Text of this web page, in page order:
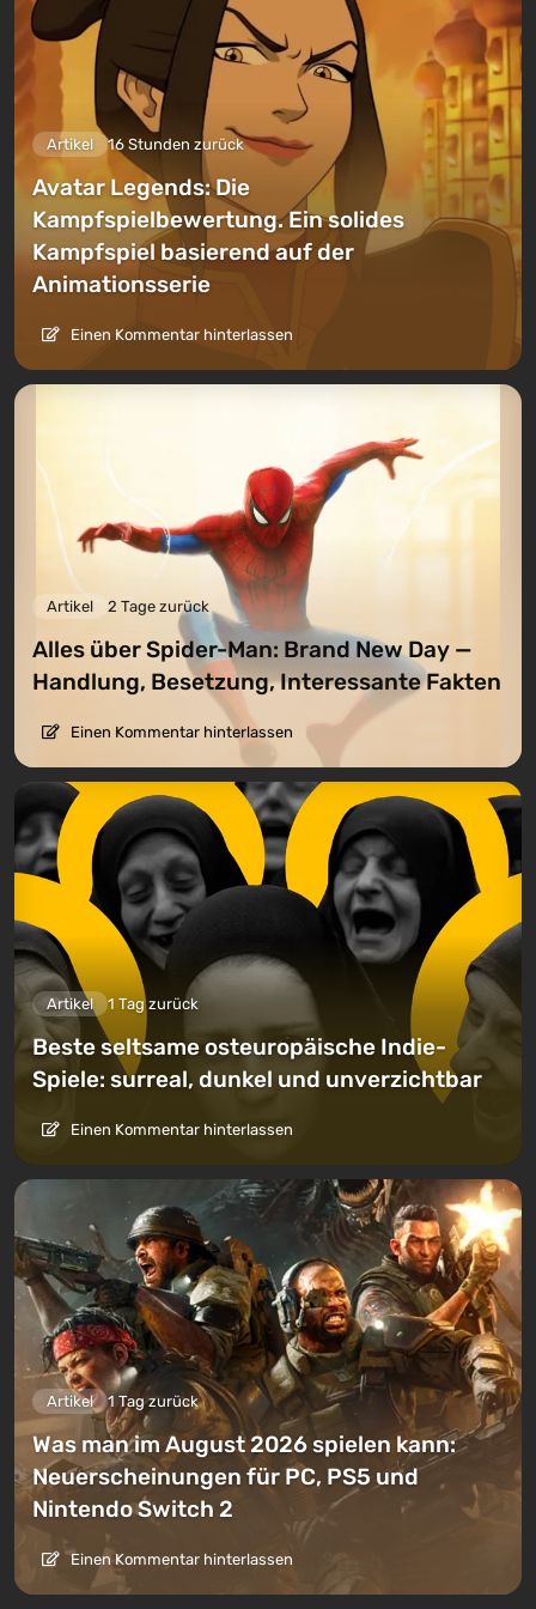
Artikel 16 Stunden zurück
Avatar Legends: Die
Kampfspielbewertung. Ein solides
Kampfspiel basierend auf der
Animationsserie
Einen Kommentar hinterlassen
Artikel 2 Tage zurück
Alles über Spider-Man: Brand New Day —
Handlung, Besetzung, Interessante Fakten
Einen Kommentar hinterlassen
Artikel 1 Tag zurück
Beste seltsame osteuropäische Indie-
Spiele: surreal, dunkel und unverzichtbar
Einen Kommentar hinterlassen
Artikel 1 Tag zurück
Was man im August 2026 spielen kann:
Neuerscheinungen für PC, PS5 und
Nintendo Switch 2
Einen Kommentar hinterlassen